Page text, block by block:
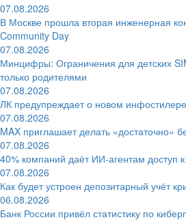
07.08.2026
В Москве прошла вторая инженерная
Community Day
07.08.2026
Минцифры: Ограничения для детских
только родителями
07.08.2026
ЛК предупреждает о новом
07.08.2026
MAX приглашает делать «достаточно»
07.08.2026
40% компаний даёт ИИ‑агентам доступ
07.08.2026
Как будет устроен депозитарный учёт
06.08.2026
Банк России привёл статистику по